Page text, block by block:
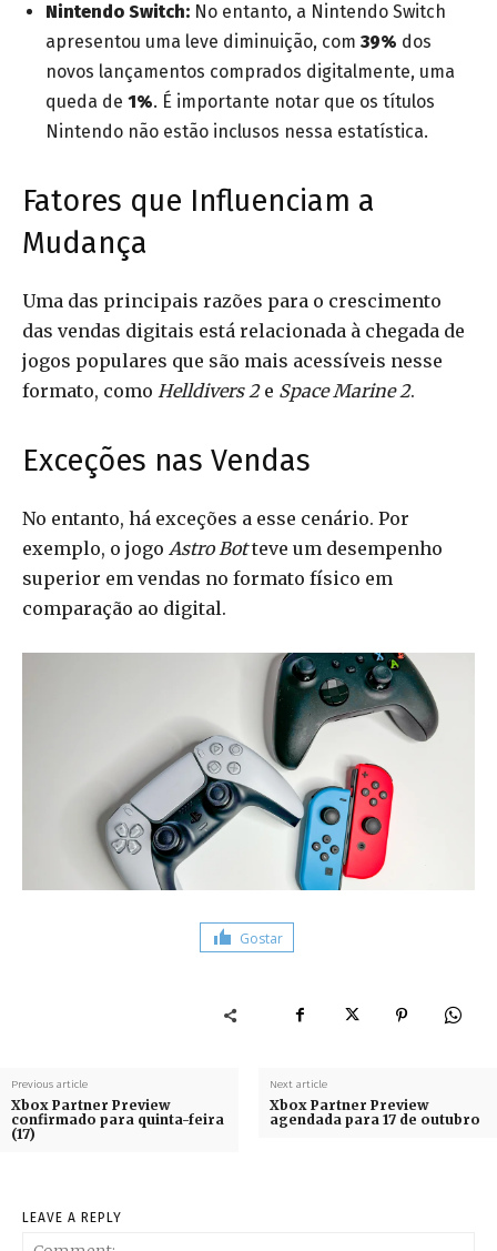
Nintendo Switch: No entanto, a Nintendo Switch
apresentou uma leve diminuição, com 39% dos
novos lançamentos comprados digitalmente, uma
queda de 1%. É importante notar que os títulos
Nintendo não estão inclusos nessa estatística.
Fatores que Influenciam a
Mudança
Uma das principais razões para o crescimento
das vendas digitais está relacionada à chegada de
jogos populares que são mais acessíveis nesse
formato, como Helldivers 2e Space Marine 2.
Exceções nas Vendas
No entanto, há exceções a esse cenário. Por
exemplo, o jogo Astro Botteve um desempenho
superior em vendas no formato físico em
comparação ao digital.
Gostar
Previous article
Xbox Partner Preview
confirmado para quinta-feira
(17)
Next article
Xbox Partner Preview
agendada para 17 de outubro
LEAVE A REPLY